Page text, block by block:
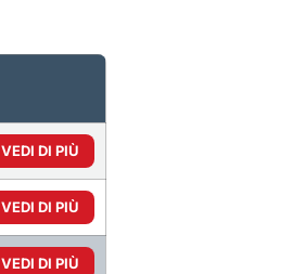
VEDI DI PIÙ
VEDI DI PIÙ
VEDI DI PIÙ